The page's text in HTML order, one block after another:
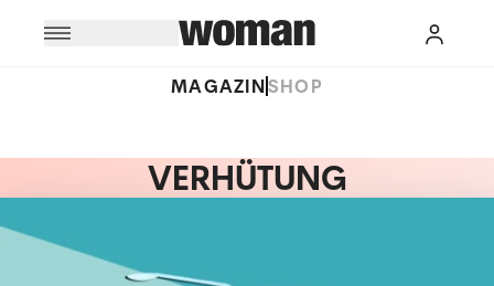
MAGAZINSHOP
VERHÜTUNG